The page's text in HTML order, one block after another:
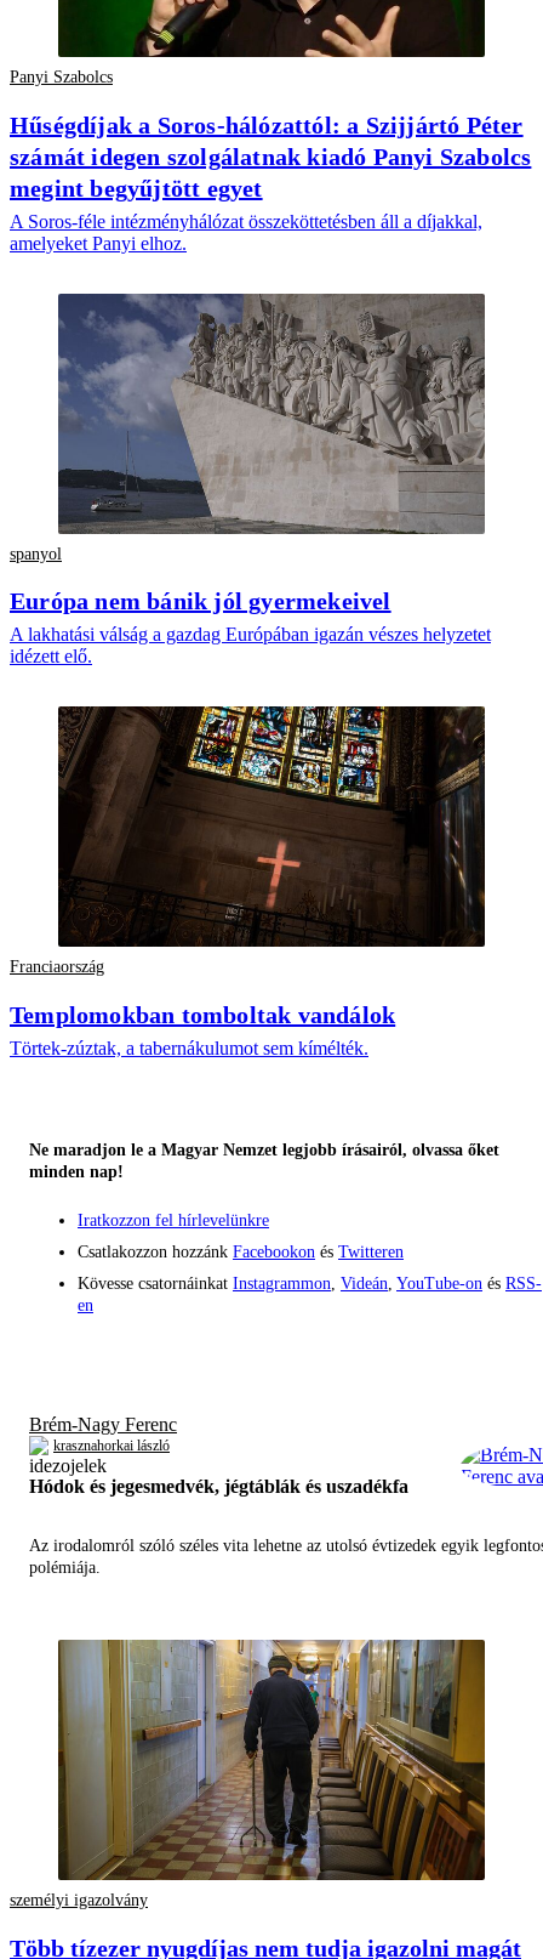
Panyi Szabolcs
Hűségdíjak a Soros-hálózattól: a Szijjártó Péter
számát idegen szolgálatnak kiadó Panyi Szabolcs
megint begyűjtött egyet
A Soros-féle intézményhálózat összeköttetésben áll a díjakkal,
amelyeket Panyi elhoz.
spanyol
Európa nem bánik jól gyermekeivel
A lakhatási válság a gazdag Európában igazán vészes helyzetet
idézett elő.
Franciaország
Templomokban tomboltak vandálok
Törtek-zúztak, a tabernákulumot sem kímélték.
Ne maradjon le a Magyar Nemzet legjobb írásairól, olvassa őket
minden nap!
Iratkozzon fel hírlevelünkre
Csatlakozzon hozzánk Facebookon és Twitteren
Kövesse csatornáinkat Instagrammon Videán YouTube-on és RSS-
en
Brém-Nagy Ferenc
krasznahorkai lászló
Hódok és jegesmedvék, jégtáblák és uszadékfa
Az irodalomról szóló széles vita lehetne az utolsó évtizedek egyik
polémiája.
személyi igazolvány
Több tízezer nyugdíjas nem tudja igazolni magát